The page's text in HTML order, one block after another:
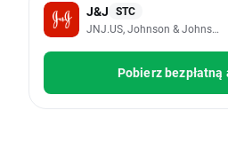
J&J STC
JNJ.US, Johnson & Johnson
Pobierz